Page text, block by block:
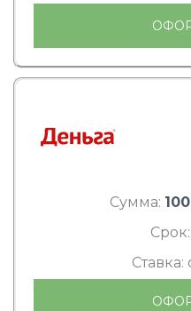
Сумма:
Срок:
Ставка: